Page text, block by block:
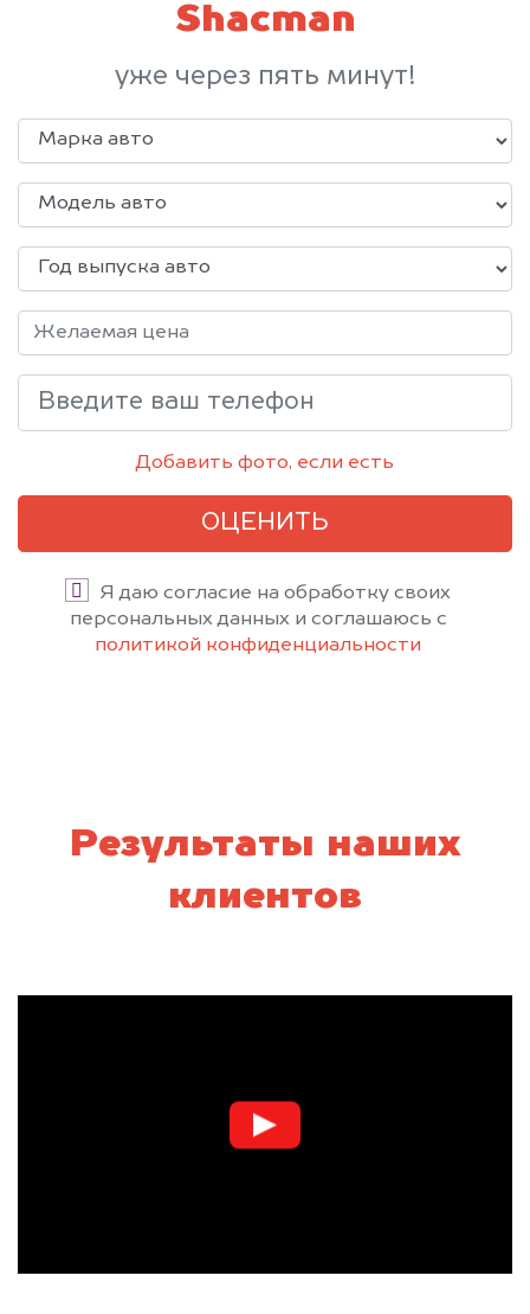
Shacman
уже через пять минут!
Добавить фото, если есть
ОЦЕНИТЬ
Я даю согласие на обработку своих
персональных данных и соглашаюсь с
политикой конфиденциальности
Результаты наших
клиентов